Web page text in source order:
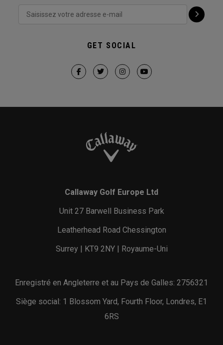
GET SOCIAL
Callaway Golf Europe Ltd
Unit 27 Barwell Business Park
Leatherhead Road Chessington
Surrey | KT9 2NY | Royaume-Uni
Enregistré en Angleterre et au Pays de Galles: 2756321
Siège social: 1 Blossom Yard, Fourth Floor, Londres, E1
6RS